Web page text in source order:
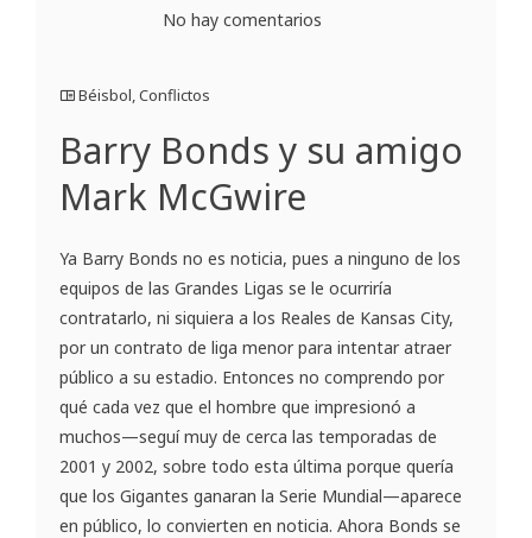
No hay comentarios
Béisbol,Conflictos
Barry Bonds y su amigo
Mark McGwire
Ya Barry Bonds no es noticia, pues a ninguno de los
equipos de las Grandes Ligas se le ocurriría
contratarlo, ni siquiera a los Reales de Kansas City,
por un contrato de liga menor para intentar atraer
público a su estadio. Entonces no comprendo por
qué cada vez que el hombre que impresionó a
muchos—seguí muy de cerca las temporadas de
2001 y 2002, sobre todo esta última porque quería
que los Gigantes ganaran la Serie Mundial—aparece
en público, lo convierten en noticia. Ahora Bonds se